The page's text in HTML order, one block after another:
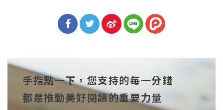
cebo
ok
witt
er
博
手指點一下，您支持的每一分錢
都是推動美好閱讀的重要力量